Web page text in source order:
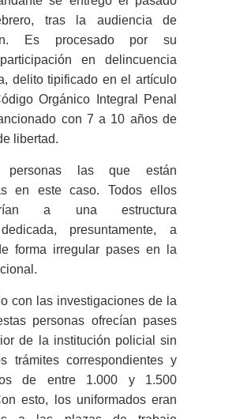
tras la audiencia de
Es procesado por su
en delincuencia
delito tipificado en el artículo
Orgánico Integral Penal
con 7 a 10 años de
libertad.
las que están
en este caso. Todos ellos
a una estructura
presuntamente, a
forma irregular pases en la
con las investigaciones de la
personas ofrecían pases
de la institución policial sin
trámites correspondientes y
de entre 1.000 y 1.500
esto, los uniformados eran